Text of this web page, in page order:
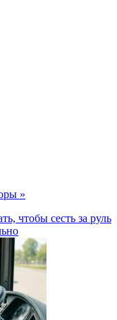
»
чтобы сесть за руль